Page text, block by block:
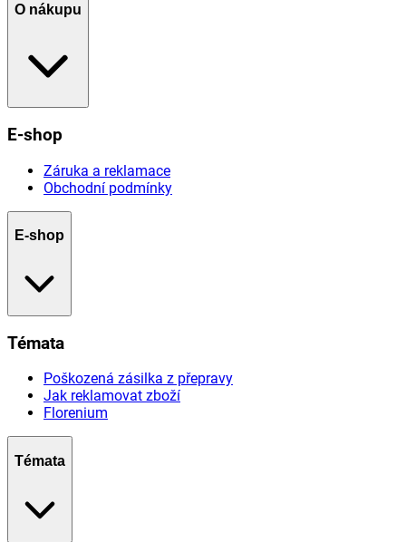
O nákupu
E-shop
Záruka a reklamace
Obchodní podmínky
E-shop
Témata
Poškozená zásilka z přepravy
Jak reklamovat zboží
Florenium
Témata